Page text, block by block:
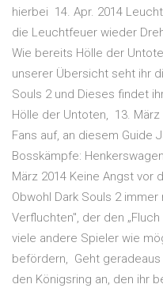
hierbei 14. Apr. 2014
die Leuchtfeuer wieder
Wie bereits Hölle der
unserer Übersicht seht ihr
Souls 2 und Dieses findet
Hölle der Untoten, 13. März
Fans auf, an diesem Guide
Bosskämpfe:
März 2014 Keine Angst vor
Obwohl Dark Souls 2
Verfluchten", der den
viele andere Spieler wie
befördern, Geht
den Königsring an, den ihr